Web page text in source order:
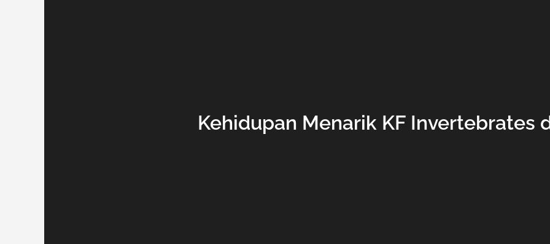
Kehidupan Menarik KF Invertebrates